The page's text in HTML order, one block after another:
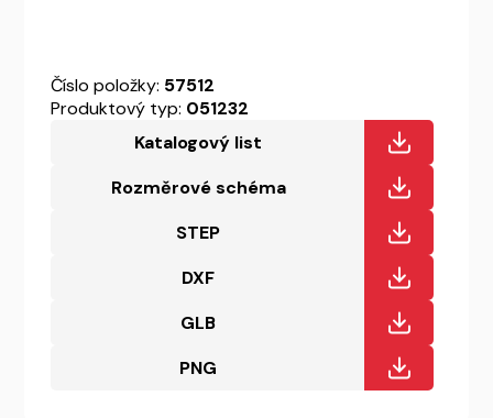
Číslo položky: 57512
Produktový typ: 051232
Katalogový list
Rozměrové schéma
STEP
DXF
GLB
PNG